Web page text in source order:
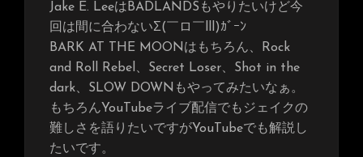
Jake E. LeeはBADLANDSもやりたいけど今
回は間に合わないΣ(￣ロ￣lll)ｶﾞｰﾝ
BARK AT THE MOONはもちろん、Rock
and Roll Rebel、Secret Loser、Shot in the
dark、SLOW DOWNもやってみたいなぁ。
もちろんYouTubeライブ配信でもジェイクの
難しさを語りたいですがYouTubeでも解説し
たいです。